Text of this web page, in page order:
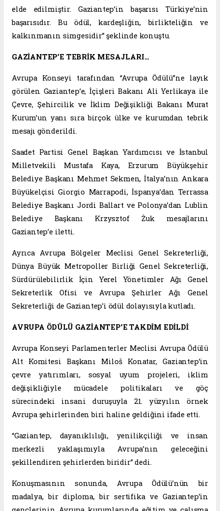
elde edilmiştir. Gaziantep’in başarısı Türkiye’nin
başarısıdır. Bu ödül, kardeşliğin, birlikteliğin ve
kalkınmanın simgesidir” şeklinde konuştu.
GAZİANTEP’E TEBRİK MESAJLARI…
Avrupa Konseyi tarafından “Avrupa Ödülü”ne layık
görülen Gaziantep’e, İçişleri Bakanı Ali Yerlikaya ile
Çevre, Şehircilik ve İklim Değişikliği Bakanı Murat
Kurum’un yanı sıra birçok ülke ve kurumdan tebrik
mesajı gönderildi.
Saadet Partisi Genel Başkan Yardımcısı ve İstanbul
Milletvekili Mustafa Kaya, Erzurum Büyükşehir
Belediye Başkanı Mehmet Sekmen, İtalya’nın Ankara
Büyükelçisi Giorgio Marrapodi, İspanya’dan Terrassa
Belediye Başkanı Jordi Ballart ve Polonya’dan Lublin
Belediye Başkanı Krzysztof Żuk mesajlarını
Gaziantep’e iletti.
Ayrıca Avrupa Bölgeler Meclisi Genel Sekreterliği,
Dünya Büyük Metropoller Birliği Genel Sekreterliği,
Sürdürülebilirlik İçin Yerel Yönetimler Ağı Genel
Sekreterlik Ofisi ve Avrupa Şehirler Ağı Genel
Sekreterliği de Gaziantep’i ödül dolayısıyla kutladı.
AVRUPA ÖDÜLÜ GAZİANTEP’E TAKDİM EDİLDİ
Avrupa Konseyi Parlamenterler Meclisi Avrupa Ödülü
Alt Komitesi Başkanı Miloš Konatar, Gaziantep’in
çevre yatırımları, sosyal uyum projeleri, iklim
değişikliğiyle mücadele politikaları ve göç
sürecindeki insani duruşuyla 21. yüzyılın örnek
Avrupa şehirlerinden biri haline geldiğini ifade etti.
“Gaziantep, dayanıklılığı, yenilikçiliği ve insan
merkezli yaklaşımıyla Avrupa’nın geleceğini
şekillendiren şehirlerden biridir” dedi.
Konuşmasının sonunda, Avrupa Ödülü’nün bir
madalya, bir diploma, bir sertifika ve Gaziantep’in